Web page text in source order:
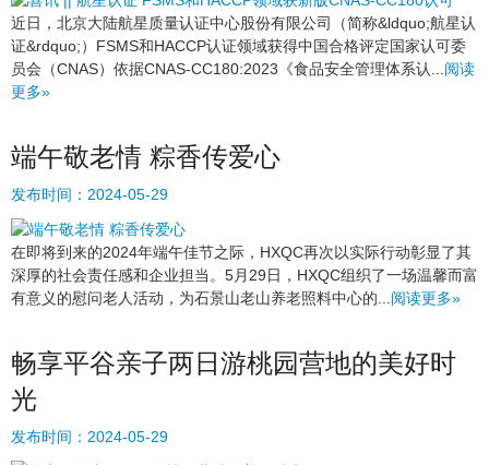
近日，北京大陆航星质量认证中心股份有限公司（简称&ldquo;航星认
证&rdquo;）FSMS和HACCP认证领域获得中国合格评定国家认可委
员会（CNAS）依据CNAS-CC180:2023《食品安全管理体系认...阅读
更多»
端午敬老情 粽香传爱心
发布时间： 2024-05-29
在即将到来的2024年端午佳节之际，HXQC再次以实际行动彰显了其
深厚的社会责任感和企业担当。5月29日，HXQC组织了一场温馨而富
有意义的慰问老人活动，为石景山老山养老照料中心的... 阅读更多»
畅享平谷亲子两日游桃园营地的美好时
光
发布时间： 2024-05-29